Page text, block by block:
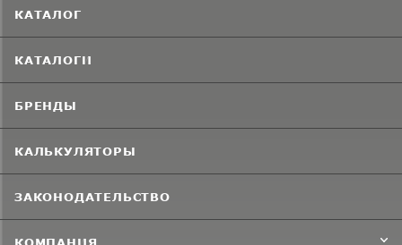
КАТАЛОГ
КАТАЛОГИ
БРЕНДЫ
КАЛЬКУЛЯТОРЫ
ЗАКОНОДАТЕЛЬСТВО